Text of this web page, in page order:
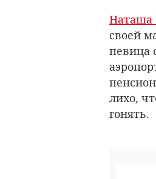
Наташа
своей
певица
лихо,
гонять.